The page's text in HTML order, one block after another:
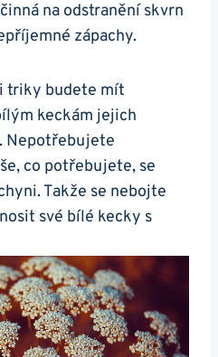
na odstranění skvrn
zápachy.
triky budete mít
keckám jejich
Nepotřebujete
co ‍potřebujete, se
Takže ⁣se nebojte
své bílé kecky ⁤s